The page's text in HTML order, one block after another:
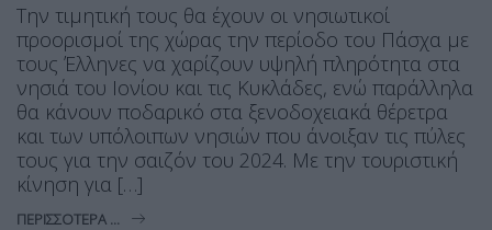
Την τιμητική τους θα έχουν οι νησιωτικοί
προορισμοί της χώρας την περίοδο του Πάσχα με
τους Έλληνες να χαρίζουν υψηλή πληρότητα στα
νησιά του Ιονίου και τις Κυκλάδες, ενώ παράλληλα
θα κάνουν ποδαρικό στα ξενοδοχειακά θέρετρα
και των υπόλοιπων νησιών που άνοιξαν τις πύλες
τους για την σαιζόν του 2024. Με την τουριστική
κίνηση για […]
ΠΕΡΙΣΣΌΤΕΡΑ ...